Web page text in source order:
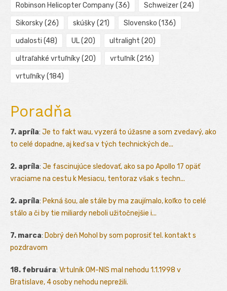
Robinson Helicopter Company(36) Schweizer(24)
Sikorsky(26) skúšky(21) Slovensko (136)
udalosti (48) UL(20) ultralight (20)
ultraľahké vrtuľníky(20) vrtuľník(216)
vrtuľníky(184)
Poradňa
7. apríla: Je to fakt wau, vyzerá to úžasne a som zvedavý, ako
to celé dopadne, aj keď sa v tých technických de...
2. apríla: Je fascinujúce sledovať, ako sa po Apollo 17 opäť
vraciame na cestu k Mesiacu, tentoraz však s techn...
2. apríla: Pekná šou, ale stále by ma zaujímalo, koľko to celé
stálo a či by tie miliardy neboli užitočnejšie i...
7. marca: Dobrý deň Mohol by som poprosiť tel. kontakt s
pozdravom
18. februára: Vrtulník OM-NIS mal nehodu 1.1.1998 v
Bratislave, 4 osoby nehodu neprežili.